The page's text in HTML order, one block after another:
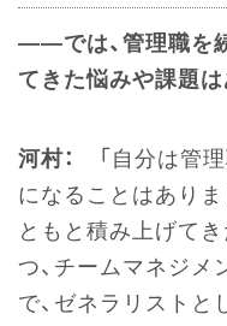
――では、管理職を
てきた悩みや課題は
河村：
「自分は管
になることはありま
ともと積み上げて
つ、チームマネジ
で、ゼネラリストと